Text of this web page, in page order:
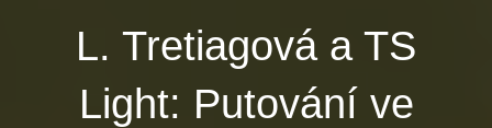
L. Tretiagová a TS
Light: Putování ve